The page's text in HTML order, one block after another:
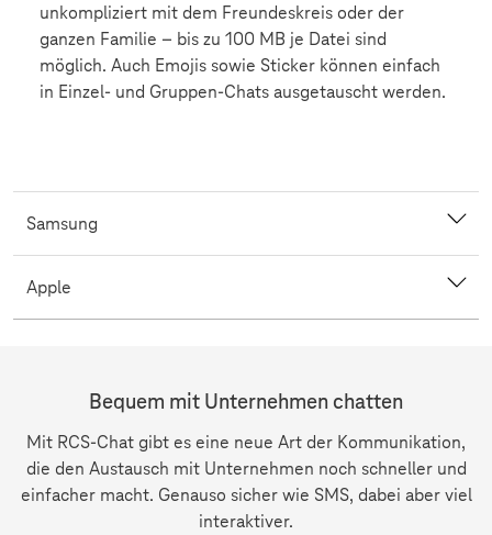
unkompliziert mit dem Freundeskreis oder der
ganzen Familie – bis zu 100 MB je Datei sind
möglich. Auch Emojis sowie Sticker können einfach
in Einzel- und Gruppen-Chats ausgetauscht werden.
Samsung
Apple
Bequem mit Unternehmen chatten
Mit RCS-Chat gibt es eine neue Art der Kommunikation,
die den Austausch mit Unternehmen noch schneller und
einfacher macht. Genauso sicher wie SMS, dabei aber viel
interaktiver.